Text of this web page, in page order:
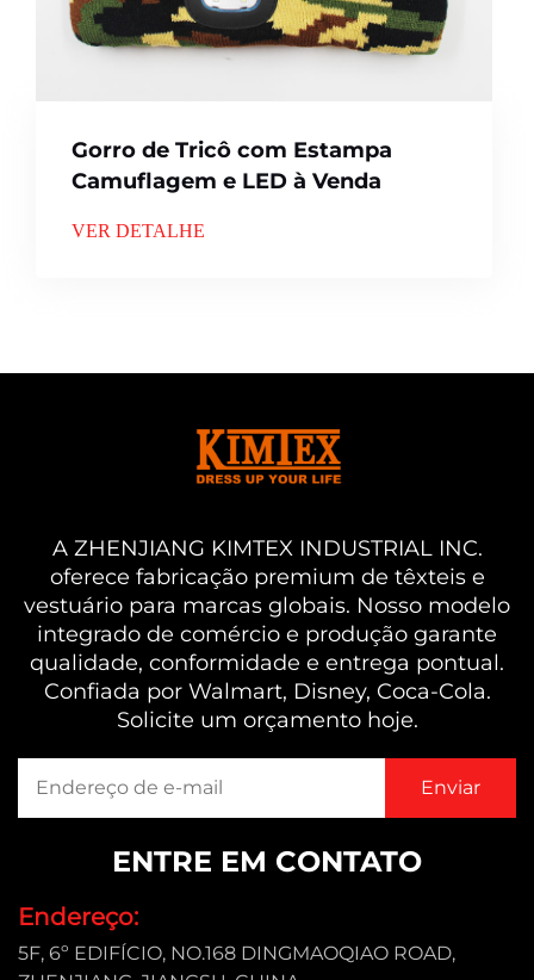
Gorro de Tricô com Estampa
Camuflagem e LED à Venda
VER DETALHE
A ZHENJIANG KIMTEX INDUSTRIAL INC.
oferece fabricação premium de têxteis e
vestuário para marcas globais. Nosso modelo
integrado de comércio e produção garante
qualidade, conformidade e entrega pontual.
Confiada por Walmart, Disney, Coca-Cola.
Solicite um orçamento hoje.
ENTRE EM CONTATO
Endereço:
5F, 6º EDIFÍCIO, NO.168 DINGMAOQIAO ROAD,